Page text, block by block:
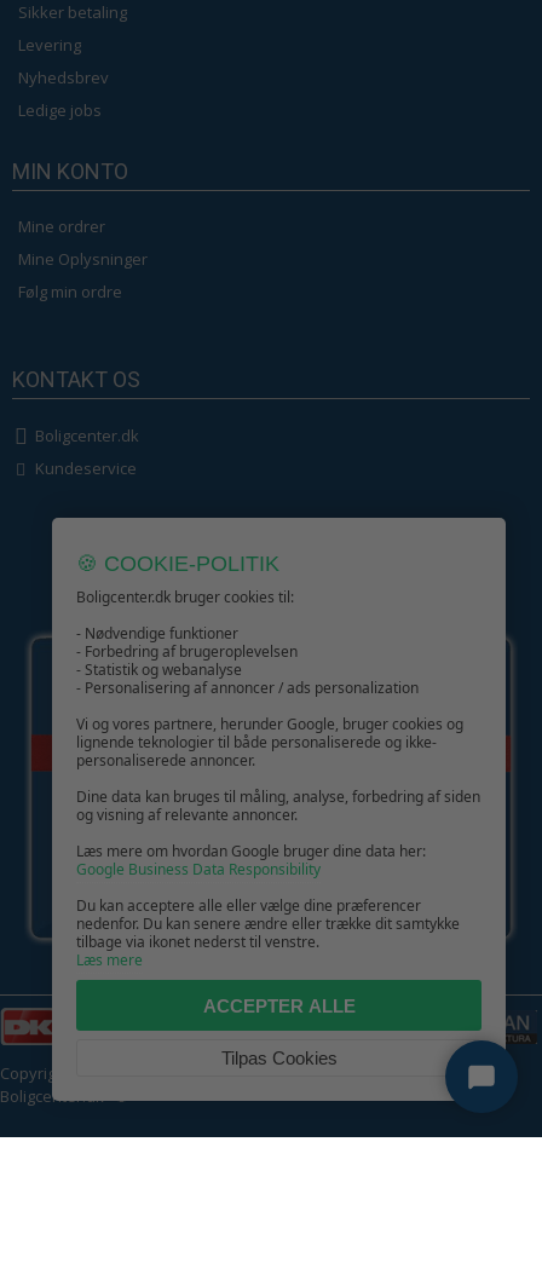
Sikker betaling
Levering
Nyhedsbrev
Ledige jobs
MIN KONTO
Mine ordrer
Mine Oplysninger
Følg min ordre
KONTAKT OS
Boligcenter.dk
Kundeservice
GIV GLÆDE MED ET GAVEKORT!
Copyright © 2026 | CVR: DK41222093 | Alle rettigheder forbeholdes |
Boligcenter.dk 🍪
🍪 COOKIE-POLITIK
Boligcenter.dk bruger cookies til:
- Nødvendige funktioner
- Forbedring af brugeroplevelsen
- Statistik og webanalyse
- Personalisering af annoncer / ads personalization
Vi og vores partnere, herunder Google, bruger cookies og
lignende teknologier til både personaliserede og ikke-
personaliserede annoncer.
Dine data kan bruges til måling, analyse, forbedring af siden
og visning af relevante annoncer.
Læs mere om hvordan Google bruger dine data her:
Google Business Data Responsibility
Du kan acceptere alle eller vælge dine præferencer
nedenfor. Du kan senere ændre eller trække dit samtykke
tilbage via ikonet nederst til venstre.
Læs mere
ACCEPTER ALLE
Tilpas Cookies